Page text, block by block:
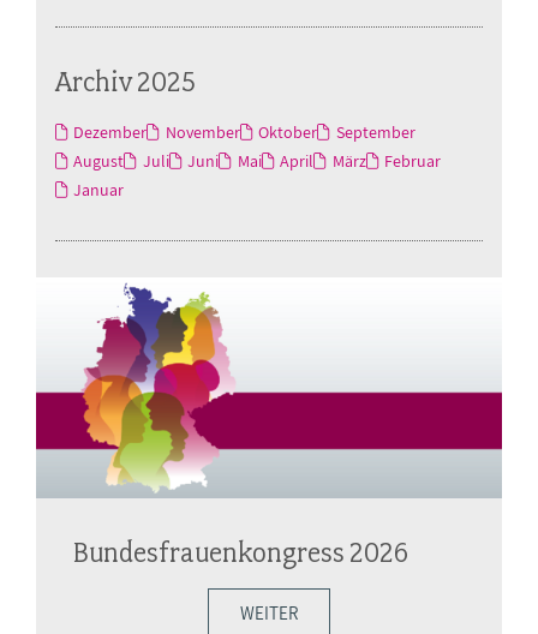
Archiv 2025
Dezember November Oktober
September
August
Juli Juni Mai April März
Februar
Januar
Bundesfrauenkongress 2026
WEITER